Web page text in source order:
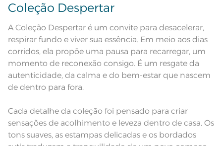
Coleção Despertar
A Coleção Despertar é um convite para desacelerar,
respirar fundo e viver sua essência. Em meio aos dias
corridos, ela propõe uma pausa para recarregar, um
momento de reconexão consigo. É um resgate da
autenticidade, da calma e do bem-estar que nascem
de dentro para fora.
Cada detalhe da coleção foi pensado para criar
sensações de acolhimento e leveza dentro de casa. Os
tons suaves, as estampas delicadas e os bordados